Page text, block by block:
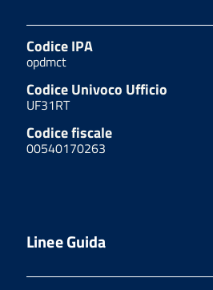
Codice IPA
opdmct
Codice Univoco Ufficio
UF31RT
Codice fiscale
00540170263
Linee Guida